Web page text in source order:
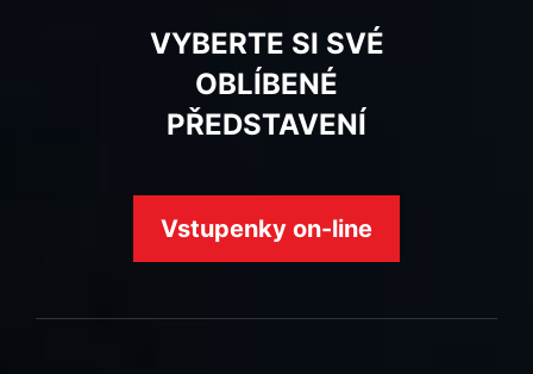
VYBERTE SI SVÉ
OBLÍBENÉ
PŘEDSTAVENÍ
Vstupenky on-line